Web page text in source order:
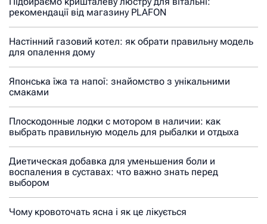
рекомендації від магазину PLAFON
Настінний газовий котел: як обрати правильну модель
для опалення дому
Японська їжа та напої: знайомство з унікальними
смаками
Плоскодонные лодки с мотором в наличии: как
выбрать правильную модель для рыбалки и отдыха
Диетическая добавка для уменьшения боли и
воспаления в суставах: что важно знать перед
выбором
Чому кровоточать ясна і як це лікується